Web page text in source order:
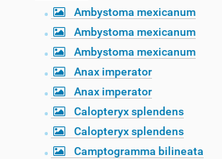
Ambystoma mexicanum
Ambystoma mexicanum
Ambystoma mexicanum
Anax imperator
Anax imperator
Calopteryx splendens
Calopteryx splendens
Camptogramma bilineata